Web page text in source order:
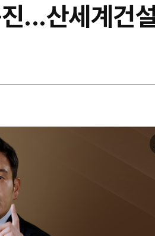
...산세계건
이